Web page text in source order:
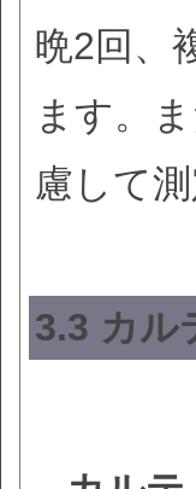
晩2回、
ます。
慮して
3.3 カル